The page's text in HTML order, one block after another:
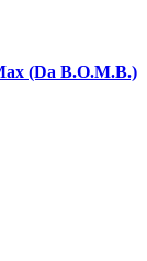
(Da B.O.M.B.)